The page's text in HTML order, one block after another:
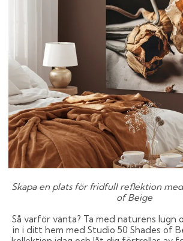
Skapa en plats för fridfull reflektion
of Beige
Så varför vänta? Ta med naturens lugn
in i ditt hem med Studio 50 Shades of